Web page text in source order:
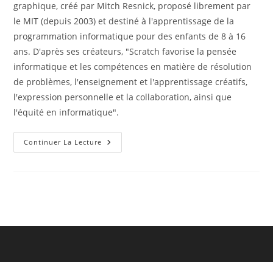
graphique, créé par Mitch Resnick, proposé librement par
le MIT (depuis 2003) et destiné à l'apprentissage de la
programmation informatique pour des enfants de 8 à 16
ans. D'après ses créateurs, "Scratch favorise la pensée
informatique et les compétences en matière de résolution
de problèmes, l'enseignement et l'apprentissage créatifs,
l'expression personnelle et la collaboration, ainsi que
l'équité en informatique".
Continuer La Lecture Scratch
Pour